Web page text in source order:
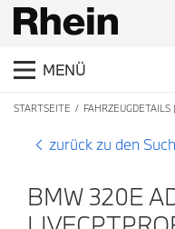
MENÜ
STARTSEITE
zurück zu den
BMW 320E